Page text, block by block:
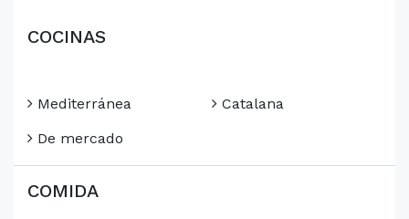
COCINAS
Mediterránea
De mercado
Catalana
COMIDA